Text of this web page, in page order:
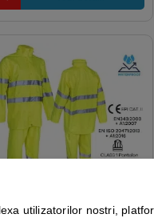
impermeabil, Hi-Viz,
utilizatorilor nostri,